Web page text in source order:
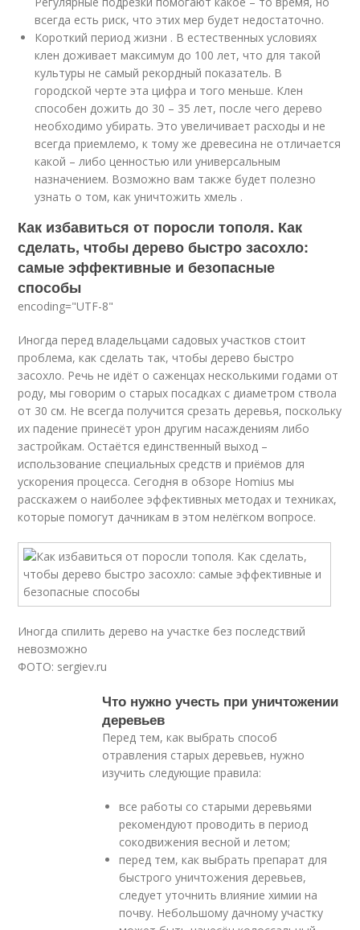
всегда есть риск, что этих мер будет недостаточно.
Короткий период жизни . В естественных условиях
клен доживает максимум до 100 лет, что для такой
культуры не самый рекордный показатель. В
городской черте эта цифра и того меньше. Клен
способен дожить до 30 – 35 лет, после чего дерево
необходимо убирать. Это увеличивает расходы и не
всегда приемлемо, к тому же древесина не отличается
какой – либо ценностью или универсальным
назначением. Возможно вам также будет полезно
узнать о том, как уничтожить хмель .
Как избавиться от поросли тополя. Как
сделать, чтобы дерево быстро засохло:
самые эффективные и безопасные
способы
encoding="UTF-8"
Иногда перед владельцами садовых участков стоит
проблема, как сделать так, чтобы дерево быстро
засохло. Речь не идёт о саженцах несколькими годами от
роду, мы говорим о старых посадках с диаметром ствола
от 30 см. Не всегда получится срезать деревья, поскольку
их падение принесёт урон другим насаждениям либо
застройкам. Остаётся единственный выход –
использование специальных средств и приёмов для
ускорения процесса. Сегодня в обзоре Homius мы
расскажем о наиболее эффективных методах и техниках,
которые помогут дачникам в этом нелёгком вопросе.
Иногда спилить дерево на участке без последствий
невозможно
ФОТО: sergiev.ru
Что нужно учесть при уничтожении
деревьев
Перед тем, как выбрать способ
отравления старых деревьев, нужно
изучить следующие правила:
все работы со старыми деревьями
рекомендуют проводить в период
сокодвижения весной и летом;
перед тем, как выбрать препарат для
быстрого уничтожения деревьев,
следует уточнить влияние химии на
почву. Небольшому дачному участку